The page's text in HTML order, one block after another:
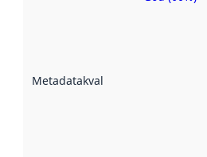
Metadatakvalitet
Metadatakvalitet